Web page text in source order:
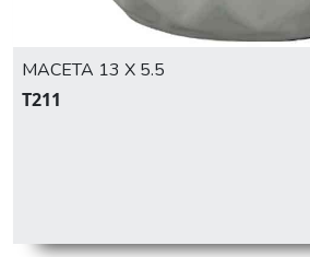
MACETA 13 X 5.5
T211